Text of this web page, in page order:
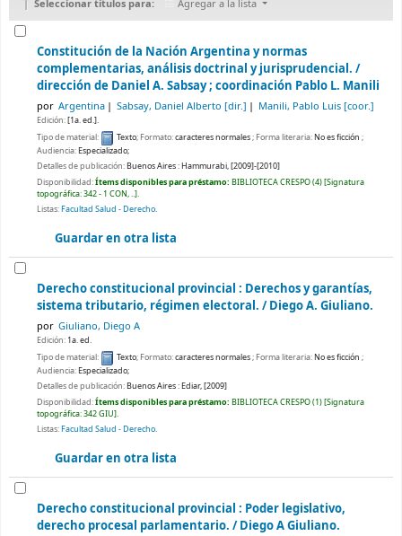
Seleccionar títulos para:
Agregar a la lista
Constitución de la Nación Argentina y normas
complementarias, análisis doctrinal y jurisprudencial. /
dirección de Daniel A. Sabsay ; coordinación Pablo L. Manili
por Argentina Sabsay, Daniel Alberto [dir.] Manili, Pablo Luis [coor.]
Edición:[1a. ed.].
Tipo de material:
Texto; Formato:caracteres normales; Forma literaria:No es ficción ;
Audiencia:Especializado;
Detalles de publicación:Buenos Aires :Hammurabi,[2009]-[2010]
Disponibilidad:Ítems disponibles para préstamo: BIBLIOTECA CRESPO(4) Signatura
topográfica:342 - 1 CON, .. .
Listas:Facultad Salud - Derecho.
Guardar en otra lista
Derecho constitucional provincial : Derechos y garantías,
sistema tributario, régimen electoral. /Diego A. Giuliano.
por Giuliano, Diego A
Edición: 1a. ed.
Tipo de material:
Texto; Formato:caracteres normales; Forma literaria:No es ficción ;
Audiencia:Especializado;
Detalles de publicación:Buenos Aires :Ediar,[2009]
Disponibilidad:Ítems disponibles para préstamo: BIBLIOTECA CRESPO(1) Signatura
topográfica:342 GIU .
Listas:Facultad Salud - Derecho.
Guardar en otra lista
Derecho constitucional provincial : Poder legislativo,
derecho procesal parlamentario. /Diego A Giuliano.